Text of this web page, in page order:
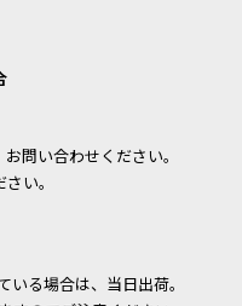
問い合わせください。
い。
る場合は、当日出荷。